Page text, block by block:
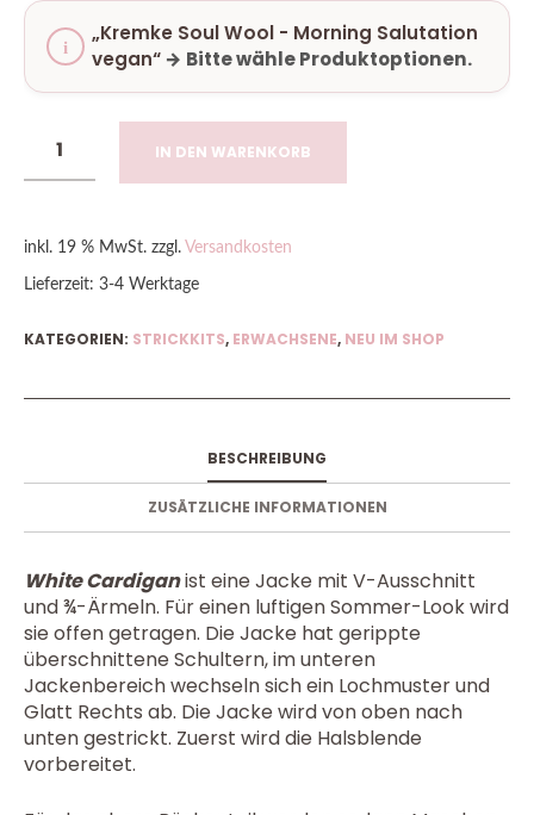
„Kremke Soul Wool - Morning Salutation
vegan“ → Bitte wähle Produktoptionen.
IN DEN WARENKORB
inkl. 19 % MwSt. zzgl. Versandkosten
Lieferzeit: 3-4 Werktage
KATEGORIEN: STRICKKITS, ERWACHSENE, NEU IM SHOP
BESCHREIBUNG
ZUSÄTZLICHE INFORMATIONEN
White Cardiganist eine Jacke mit V-Ausschnitt
und ¾-Ärmeln. Für einen luftigen Sommer-Look wird
sie offen getragen. Die Jacke hat gerippte
überschnittene Schultern, im unteren
Jackenbereich wechseln sich ein Lochmuster und
Glatt Rechts ab. Die Jacke wird von oben nach
unten gestrickt. Zuerst wird die Halsblende
vorbereitet.